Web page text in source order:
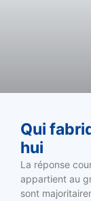
Qui
hui
La réponse
appartient au
sont